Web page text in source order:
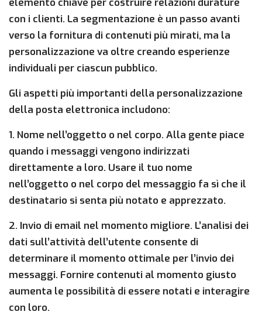
con i clienti. La segmentazione è un passo avanti
verso la fornitura di contenuti più mirati, ma la
personalizzazione va oltre creando esperienze
individuali per ciascun pubblico.
Gli aspetti più importanti della personalizzazione
della posta elettronica includono:
1. Nome nell’oggetto o nel corpo. Alla gente piace
quando i messaggi vengono indirizzati
direttamente a loro. Usare il tuo nome
nell’oggetto o nel corpo del messaggio fa sì che il
destinatario si senta più notato e apprezzato.
2. Invio di email nel momento migliore. L’analisi dei
dati sull’attività dell’utente consente di
determinare il momento ottimale per l’invio dei
messaggi. Fornire contenuti al momento giusto
aumenta le possibilità di essere notati e interagire
con loro.